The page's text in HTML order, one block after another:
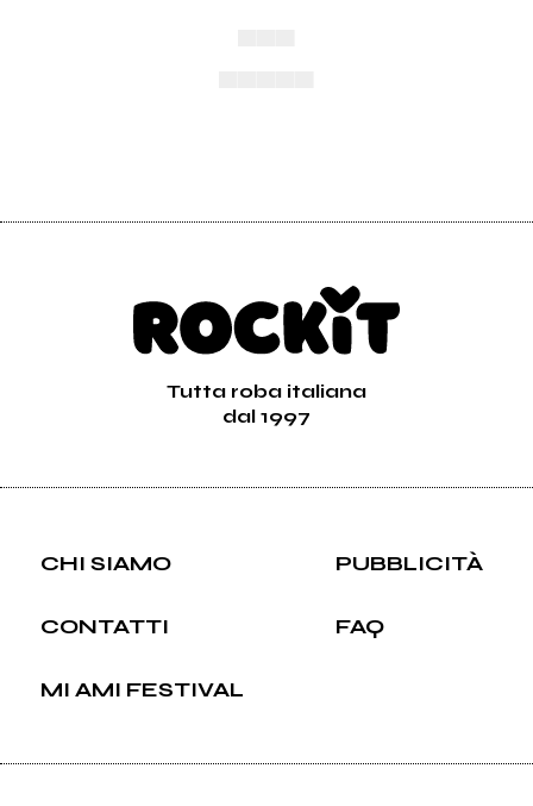
Tutta roba italiana
dal 1997
CHI SIAMO PUBBLICITÀ
CONTATTI FAQ
MI AMI FESTIVAL